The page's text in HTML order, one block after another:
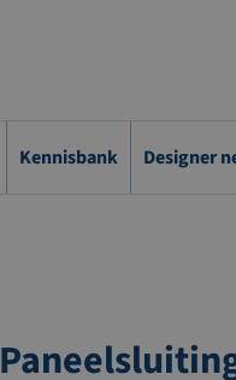
Kennisbank Designer